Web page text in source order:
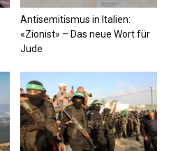
Antisemitismus in Italien:
«Zionist» – Das neue Wort für
Jude